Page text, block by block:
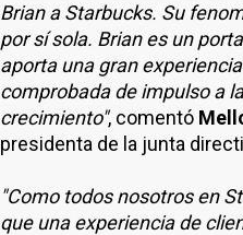
Brian a Starbucks. Su
por sí sola. Brian es un
aporta una gran
comprobada de impulso a
crecimiento", comentó
presidenta de la junta
"Como todos nosotros en
que una experiencia de